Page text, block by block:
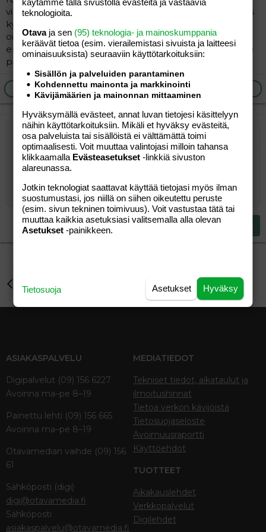
vihanneksia/juureksia hiukan ennen pakastamista. Ei siis
kypsäksi keittämistä vaan hiukan kiehautetaan vain. En
oikeastaan tiedä kuin perunan sellaiseksi, joka pitää
ensin kypsentää toisenlaiseen muotoon ennen kuin voi
pakastaa (ei siis keittää kokonaisina).
Ilmoita asiaton viesti
Lihavoitu
Kursivoitu
Laajennettuun editoriin…
Lista
Järjestetty lista
Järjestämätön lista
Pienennä sisennystä
Laajennettuun editoriin…
Lisää hyperlinkki
Lisää kuva
HymiötLaajennettuun
Kumoa
Fontin koko
9
12
15
18
TekstiväriKirjasintyyli
Arial
Courier New
Georgia
Tahoma
YliviivaaAlleviivattu
Rivinsisäinen koodi
Rivinsisäinen spoiler
Tasaus Tasaa vasemmalle
Tasaa oikealle
Justify text
Paragraph format
Normal
Heading 1
Heading 2
Heading 3
LainausLisää video/media
Lisää taulukko
Insert horizontal line
SpoilerKoodi
Tee uudelleen
BBCode-näkymä
Poista muotoilu
LuonnoksetTallenna luonnos
Kirjoita vastaus...
Lähetä vastaus
ASIAKASPALVELU
Digipalvelut (09) 156 6227
Avoinna ma–pe 8–19
Painettu lehti (09) 156 665
Avoinna ma–pe 8–19
Otavamedian vaihde (09) 156
61
Sähköposti (digi)
digi@otavamedia.fi
Sähköposti
asiakaspalvelu@otavamedia.fi
MEDIATIEDOT
Tekniset tiedot, aikataulut ja
ilmoitushinnat
Tietoa verkon kävijöistä
Tietosuojaseloste
Avoimuusraportti
Käyttöehdot
TUOTTEET
Aikakauslehdet
Verkkopalvelut
Digilehdet
teknologioita.
Otavaja sen (95) teknologia- ja mainoskumppania
keräävät tietoa (esim. vierailemis­tasi sivuista ja laitteesi
ominaisuuk­sista) seuraaviin käyttötarkoituksiin:
Sisällön ja palveluiden parantaminen
Kohdennettu mainonta ja markkinointi
Kävijämäärien ja mainonnan mittaaminen
Hyväksymällä evästeet, annat luvan tietojesi käsittelyyn
näihin käyttötarkoituksiin. Mikäli et hyväksy evästeitä,
osa palveluista tai sisällöistä ei välttämättä toimi
optimaalisesti. Voit muuttaa valintojasi milloin tahansa
klikkaamalla Evästeasetukset -linkkiä sivuston
alareunassa.
Jotkin teknologiat saattavat käyttää tietojasi myös ilman
suostumustasi, jos niillä on siihen oikeutettu peruste
(esim. sivun tekninen toimivuus). Voit vastustaa tätä tai
muuttaa kaikkia asetuksiasi valitsemalla alla olevan
Asetukset -painikkeen.
Hyväksy
Asetukset
Tietosuoja